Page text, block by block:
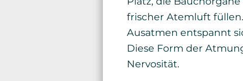
frischer Atemluft
Ausatmen entspannt
Diese Form der
Nervosität.